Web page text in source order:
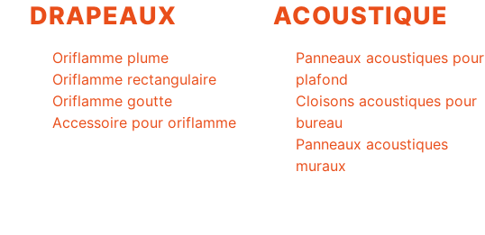
DRAPEAUX
Oriflamme plume
Oriflamme rectangulaire
Oriflamme goutte
Accessoire pour oriflamme
ACOUSTIQUE
Panneaux acoustiques pour
plafond
Cloisons acoustiques pour
bureau
Panneaux acoustiques
muraux